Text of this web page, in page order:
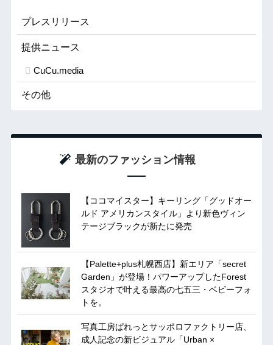
プレスリリース
提供ニュース
CuCu.media
その他
最新のファッション情報
【ココマイスター】キーリング「グッドオー
ルド アメリカンスタイル」より新色ヴィン
テージブラックが新たに発売
【Palette+plus札幌西店】新エリア「secret
Garden」が登場！パワーアップしたForest
スタジオで叶える最高の七五三・ベビーフォ
トを。
写真工房ぱれっとサッポロファクトリー店、
成人記念の新ビジュアル「Urban ×